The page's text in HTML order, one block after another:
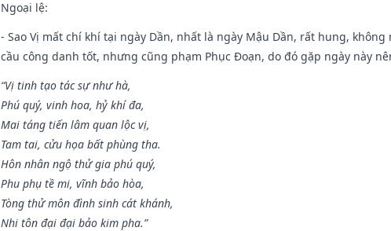
Ngoại lệ:
- Sao Vị mất chí khí tại ngày Dần, nhất là ngày Mậu Dần, rất hung,
cầu công danh tốt, nhưng cũng phạm Phục Đoạn, do đó gặp ngày này
“Vị tinh tạo tác sự như hà,
Phú quý, vinh hoa, hỷ khí đa,
Mai táng tiến lâm quan lộc vị,
Tam tai, cửu họa bất phùng tha.
Hôn nhân ngộ thử gia phú quý,
Phu phụ tề mi, vĩnh bảo hòa,
Tòng thử môn đình sinh cát khánh,
Nhi tôn đại đại bảo kim pha.”